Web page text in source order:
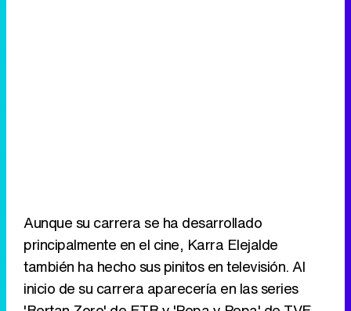
Aunque su carrera se ha desarrollado
principalmente en el cine, Karra Elejalde
también ha hecho sus pinitos en televisión. Al
inicio de su carrera aparecería en las series